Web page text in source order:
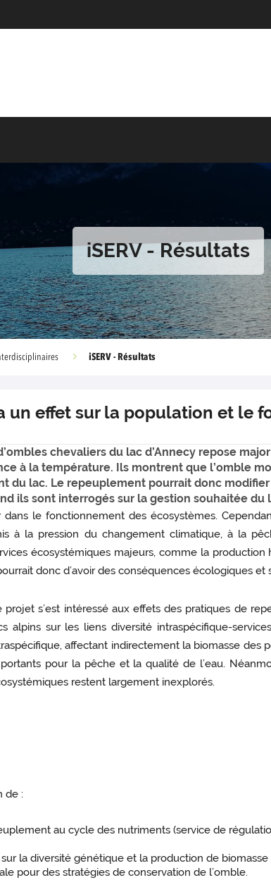
iSERV - Résultats
iSERV - Résultats
un effet sur la population et le
chevaliers du lac d’Annecy repose
à la température. Ils montrent que l’omble
du lac. Le repeuplement pourrait donc
ils sont interrogés sur la gestion souhaitée du
le fonctionnement des écosystèmes.
à la pression du changement climatique, à la
écosystémiques majeurs, comme la
donc d’avoir des conséquences écologiques
projet s’est intéressé aux effets des pratiques de
alpins sur les liens diversité intraspécifique-
affectant indirectement la biomasse des
pour la pêche et la qualité de l’eau.
restent largement inexplorés.
de :
au cycle des nutriments (service de
la diversité génétique et la production de
pour des stratégies de conservation de l’omble.